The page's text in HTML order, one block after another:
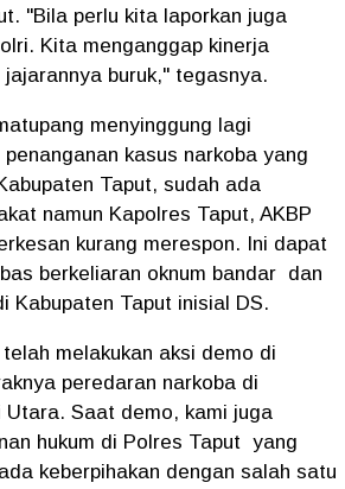
"Bila perlu kita laporkan juga
Kita menganggap kinerja
buruk," tegasnya.
menyinggung lagi
kasus narkoba yang
Taput, sudah ada
namun Kapolres Taput, AKBP
kurang merespon. Ini dapat
berkeliaran oknum bandar dan
Kabupaten Taput inisial DS.
melakukan aksi demo di
peredaran narkoba di
Utara. Saat demo, kami juga
hukum di Polres Taput yang
keberpihakan dengan salah satu